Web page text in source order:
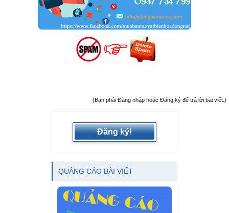
(Bạn phải Đăng nhập hoặc Đăng ký để trả lời bài viết.)
Đăng ký!
QUẢNG CÁO BÀI VIẾT